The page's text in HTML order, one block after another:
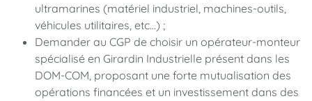
ultramarines (matériel industriel, machines-outils,
véhicules utilitaires, etc…) ;
Demander au CGP de choisir un opérateur-monteur
spécialisé en Girardin Industrielle présent dans les
DOM-COM, proposant une forte mutualisation des
opérations financées et un investissement dans des